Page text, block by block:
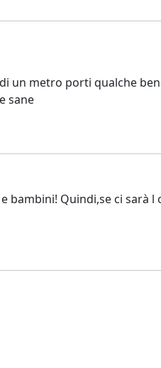
un metro porti qualche
sane
bambini! Quindi,se ci